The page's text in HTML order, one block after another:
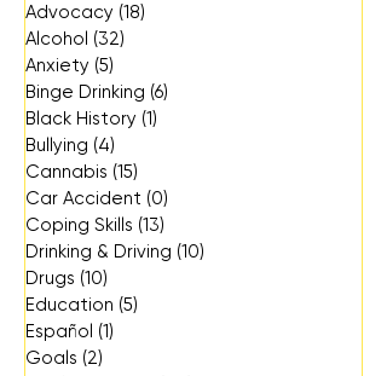
Advocacy (18)
Alcohol (32)
Anxiety (5)
Binge Drinking (6)
Black History (1)
Bullying (4)
Cannabis (15)
Car Accident (0)
Coping Skills (13)
Drinking & Driving (10)
Drugs (10)
Education (5)
Español (1)
Goals (2)